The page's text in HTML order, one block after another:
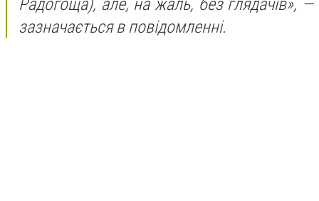
Радогоща), але, на жаль, без глядачів», —
зазначається в повідомленні.